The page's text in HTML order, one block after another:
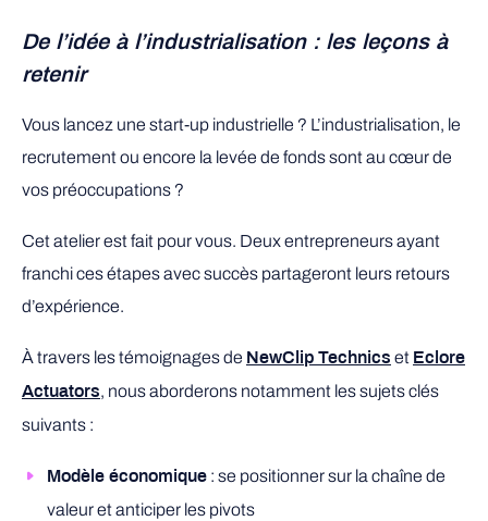
De l’idée à l’industrialisation : les leçons à
retenir
Vous lancez une start-up industrielle ? L’industrialisation, le
recrutement ou encore la levée de fonds sont au cœur de
vos préoccupations ?
Cet atelier est fait pour vous. Deux entrepreneurs ayant
franchi ces étapes avec succès partageront leurs retours
d’expérience.
À travers les témoignages de NewClip Technics et Eclore
Actuators, nous aborderons notamment les sujets clés
suivants :
Modèle économique : se positionner sur la chaîne de
valeur et anticiper les pivots